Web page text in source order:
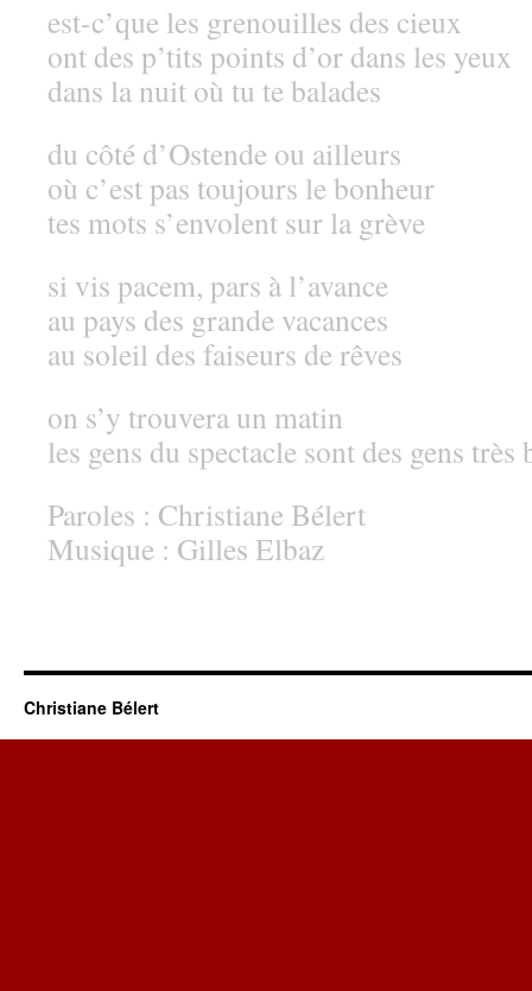
est-c’que les grenouilles des cieux
ont des p’tits points d’or dans les yeux
dans la nuit où tu te balades
du côté d’Ostende ou ailleurs
où c’est pas toujours le bonheur
tes mots s’envolent sur la grève
si vis pacem, pars à l’avance
au pays des grande vacances
au soleil des faiseurs de rêves
on s’y trouvera un matin
les gens du spectacle sont des gens très
Paroles : Christiane Bélert
Musique : Gilles Elbaz
Christiane Bélert